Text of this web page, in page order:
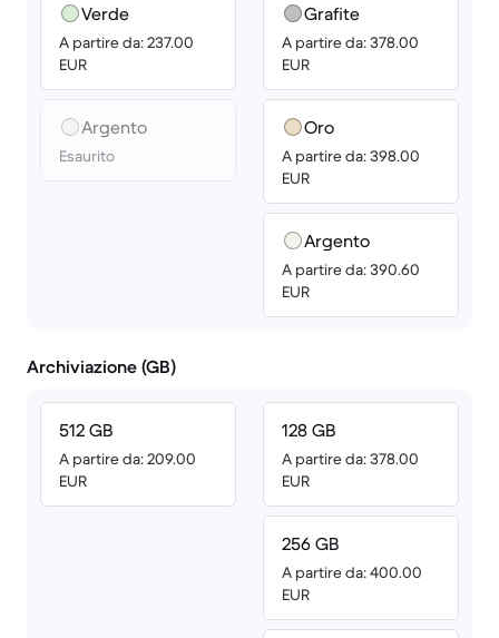
Verde
A partire da: 237.00
EUR
Argento
Esaurito
Grafite
A partire da: 378.00
EUR
Oro
A partire da: 398.00
EUR
Argento
A partire da: 390.60
EUR
Archiviazione (GB)
512 GB
A partire da: 209.00
EUR
128 GB
A partire da: 378.00
EUR
256 GB
A partire da: 400.00
EUR